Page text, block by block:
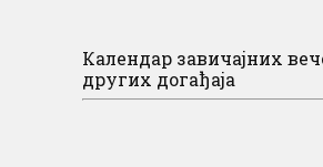
Календар завичајних
других догађаја